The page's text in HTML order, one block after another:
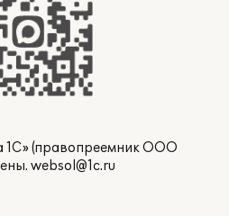
1С» (правопреемник ООО
websol@1c.ru